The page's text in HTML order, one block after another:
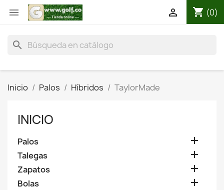
 shopping_cart (0)

search
Inicio Palos Híbridos TaylorMade
INICIO
Palos 
Talegas 
Zapatos 
Bolas 